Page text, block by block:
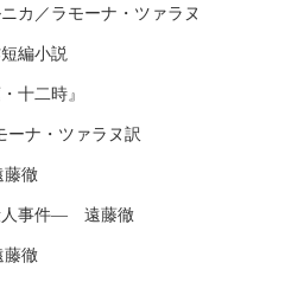
カ／ラモーナ・ツァラヌ
編小説
十二時』
ーナ・ツァラヌ訳
藤徹
人事件― 遠藤徹
藤徹